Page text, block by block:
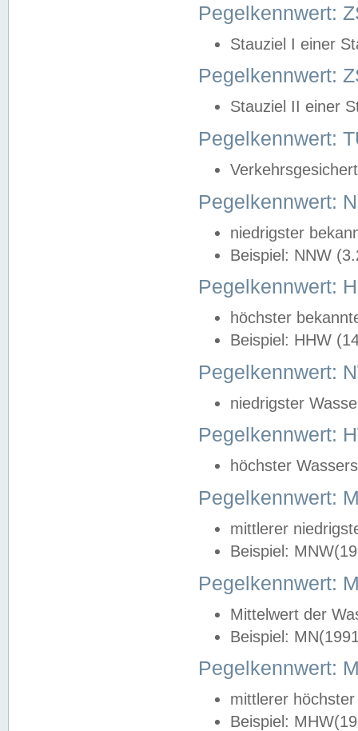
Pegelkennwert:
Stauziel I einer
Pegelkennwert:
Stauziel II einer
Pegelkennwert:
Pegelkennwert:
niedrigster
Beispiel: NNW
Pegelkennwert:
höchster
Beispiel: HHW
Pegelkennwert:
niedrigster
Pegelkennwert:
höchster
Pegelkennwert:
mittlerer
Beispiel:
Pegelkennwert:
Mittelwert der
Beispiel:
Pegelkennwert:
mittlerer
Beispiel: